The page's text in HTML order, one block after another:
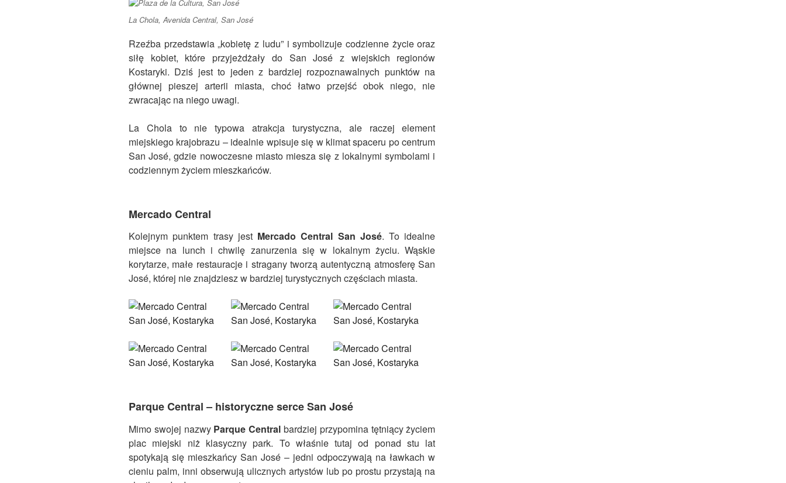
La Chola, Avenida Central, San José
Rzeźba przedstawia „kobietę z ludu” i symbolizuje codzienne życie oraz
siłę kobiet, które przyjeżdżały do San José z wiejskich regionów
Kostaryki. Dziś jest to jeden z bardziej rozpoznawalnych punktów na
głównej pieszej arterii miasta, choć łatwo przejść obok niego, nie
zwracając na niego uwagi.
La Chola to nie typowa atrakcja turystyczna, ale raczej element
miejskiego krajobrazu – idealnie wpisuje się w klimat spaceru po centrum
San José, gdzie nowoczesne miasto miesza się z lokalnymi symbolami i
codziennym życiem mieszkańców.
Mercado Central
Kolejnym punktem trasy jest Mercado Central San José. To idealne
miejsce na lunch i chwilę zanurzenia się w lokalnym życiu. Wąskie
korytarze, małe restauracje i stragany tworzą autentyczną atmosferę San
José, której nie znajdziesz w bardziej turystycznych częściach miasta.
Parque Central – historyczne serce San José
Mimo swojej nazwy Parque Central bardziej przypomina tętniący życiem
plac miejski niż klasyczny park. To właśnie tutaj od ponad stu lat
spotykają się mieszkańcy San José – jedni odpoczywają na ławkach w
cieniu palm, inni obserwują ulicznych artystów lub po prostu przystają na